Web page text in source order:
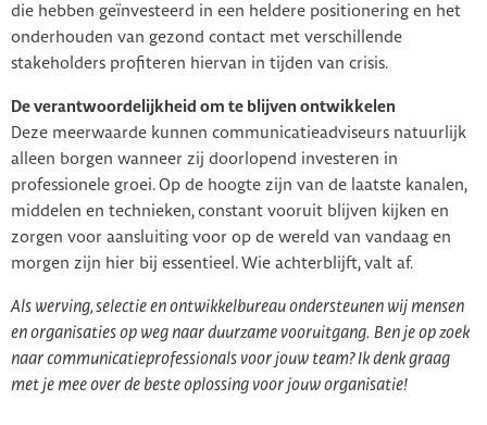
die hebben geïnvesteerd in een heldere positionering en het
onderhouden van gezond contact met verschillende
stakeholders profiteren hiervan in tijden van crisis.
De verantwoordelijkheid om te blijven ontwikkelen
Deze meerwaarde kunnen communicatieadviseurs natuurlijk
alleen borgen wanneer zij doorlopend investeren in
professionele groei. Op de hoogte zijn van de laatste kanalen,
middelen en technieken, constant vooruit blijven kijken en
zorgen voor aansluiting voor op de wereld van vandaag en
morgen zijn hier bij essentieel. Wie achterblijft, valt af.
Als werving, selectie en ontwikkelbureau ondersteunen wij mensen
en organisaties op weg naar duurzame vooruitgang. Ben je op zoek
naar communicatieprofessionals voor jouw team? Ik denk graag
met je mee over de beste oplossing voor jouw organisatie!